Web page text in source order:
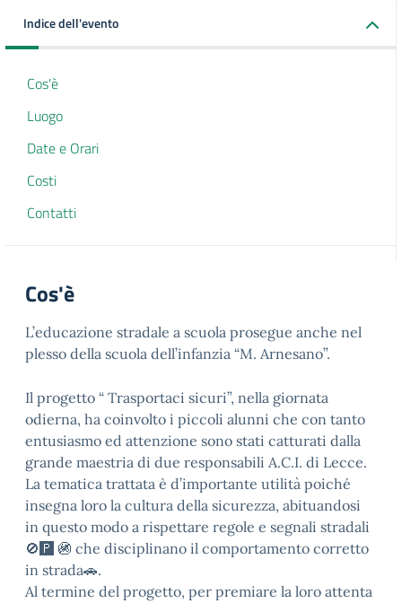
Indice dell'evento
Cos'è
Luogo
Date e Orari
Costi
Contatti
Cos'è
L’educazione stradale a scuola prosegue anche nel
plesso della scuola dell’infanzia “M. Arnesano”.
Il progetto “ Trasportaci sicuri”, nella giornata
odierna, ha coinvolto i piccoli alunni che con tanto
entusiasmo ed attenzione sono stati catturati dalla
grande maestria di due responsabili A.C.I. di Lecce.
La tematica trattata è d’importante utilità poiché
insegna loro la cultura della sicurezza, abituandosi
in questo modo a rispettare regole e segnali stradali
🚫🅿️ 🚳 che disciplinano il comportamento corretto
in strada🚗.
Al termine del progetto, per premiare la loro attenta